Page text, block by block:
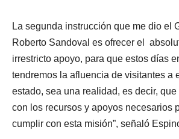
La segunda instrucción que me dio el
Roberto Sandoval es ofrecer el
irrestricto apoyo, para que estos días
tendremos la afluencia de visitantes a
estado, sea una realidad, es decir,
con los recursos y apoyos necesarios
cumplir con esta misión”, señaló